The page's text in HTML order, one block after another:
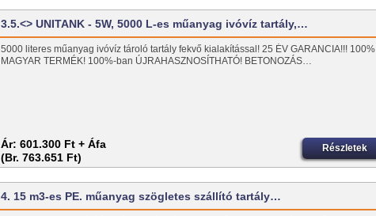
3.5.<> UNITANK - 5W, 5000 L-es műanyag ivóvíz tartály,…
5000 literes műanyag ivóvíz tároló tartály fekvő kialakítással! 25 ÉV GARANCIA!!! 100%
MAGYAR TERMÉK! 100%-ban ÚJRAHASZNOSÍTHATÓ! BETONOZÁS…
Ár: 601.300 Ft + Áfa
(Br. 763.651 Ft)
Részletek
4. 15 m3-es PE. műanyag szögletes szállító tartály…